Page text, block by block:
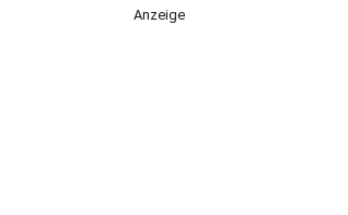
Anzeige